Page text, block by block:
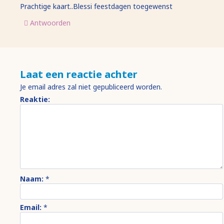
Prachtige kaart..Blessi feestdagen toegewenst
Antwoorden
Laat een reactie achter
Je email adres zal niet gepubliceerd worden.
Reaktie:
Naam: *
Email: *